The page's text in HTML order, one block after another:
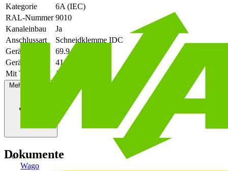
Wago
Kategorie
6A (IEC)
RAL-Nummer 9010
Kanaleinbau
Ja
Anschlussart
Schneidklemme IDC
Gerätehöhe
69.9
Gerätetiefe
41
Mit Textfeld
Ja
Mehr anzeigen
Dokumente